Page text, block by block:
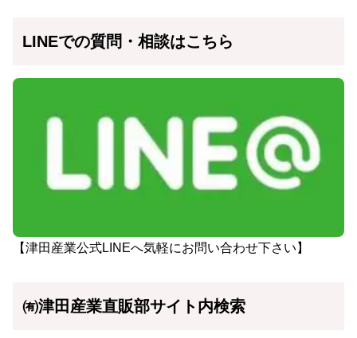
LINEでの質問・相談はこちら
【津田産業公式LINEへ気軽にお問い合わせ下さい】
㈲津田産業直販部サイト内検索